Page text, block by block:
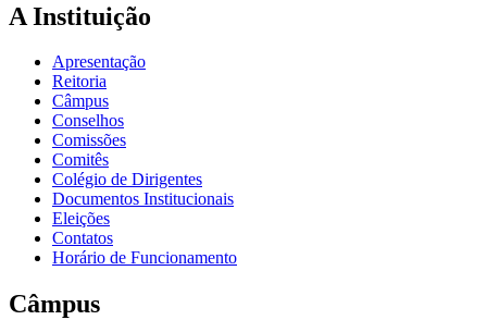
A Instituição
Apresentação
Reitoria
Câmpus
Conselhos
Comissões
Comitês
Colégio de Dirigentes
Documentos Institucionais
Eleições
Contatos
Horário de Funcionamento
Câmpus